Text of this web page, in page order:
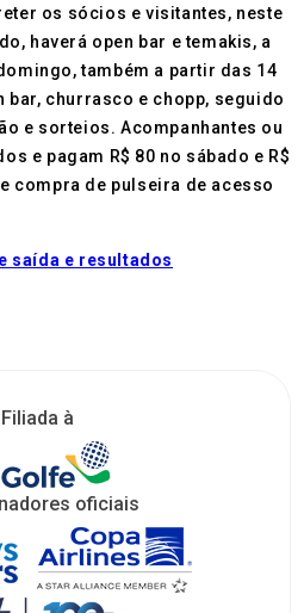
os sócios e visitantes, neste
haverá open bar e temakis, a
também a partir das 14
bar, churrasco e chopp, seguido
e sorteios. Acompanhantes ou
e pagam R$ 80 no sábado e R$
compra de pulseira de acesso
saída e resultados
Filiada à
oficiais